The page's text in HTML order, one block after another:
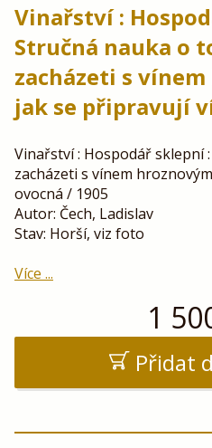
Vinařství :
Stručná nauka o
zacházeti s
jak se připravují
Vinařství : Hospodář sklepní
zacházeti s vínem
ovocná / 1905
Autor: Čech, Ladislav
Stav: Horší, viz foto
Více ...
1
Přidat